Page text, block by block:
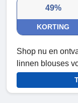
49%
KORTING
Shop nu en
linnen blouses